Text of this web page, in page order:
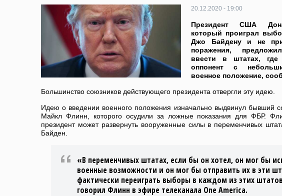
20.12.2020 - 19:00
Президент США
который проиграл
Джо Байдену и не
поражения,
ввести в штатах, где
оппонент с
военное положение,
Большинство союзников действующего президента отвергли эту идею.
Идею о введении военного положения изначально выдвинул бывший
Майкл Флинн, которого осудили за ложные показания для ФБР.
президент может развернуть вооруженные силы в переменчивых
Байден.
«В переменчивых штатах, если бы он хотел, он мог бы
военные возможности и он мог бы отправить их в эти
фактически переиграть выборы в каждом из этих
говорил Флинн в эфире телеканала One America.